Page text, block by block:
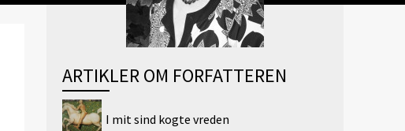
ARTIKLER OM FORFATTEREN
I mit sind kogte vreden